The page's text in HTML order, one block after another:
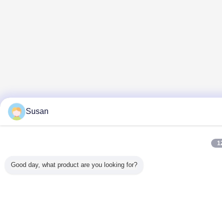
Susan
Good day, what product are you looking for?